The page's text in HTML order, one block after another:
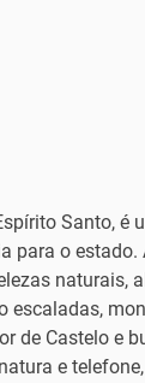
Santo, é
para o estado.
naturais,
escaladas,
de Castelo e
e